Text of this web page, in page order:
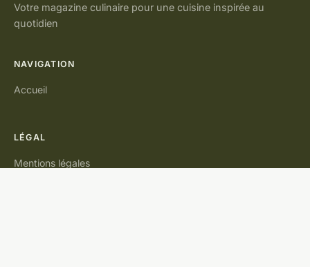
Votre magazine culinaire pour une cuisine inspirée au
quotidien
NAVIGATION
Accueil
LÉGAL
Mentions légales